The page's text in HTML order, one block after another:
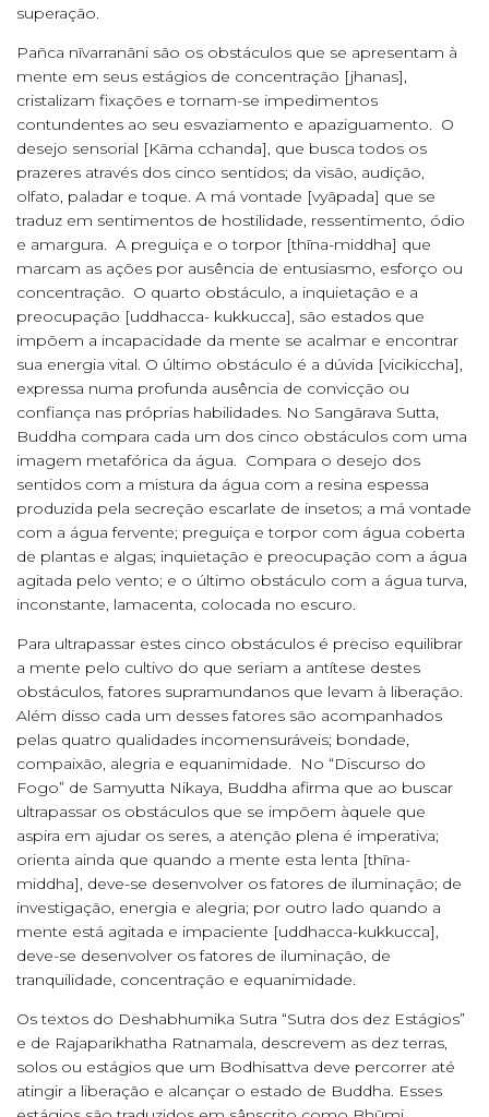
superação.
Pañca nīvarranãni são os obstáculos que se apresentam à
mente em seus estágios de concentração [jhanas],
cristalizam fixações e tornam-se impedimentos
contundentes ao seu esvaziamento e apaziguamento. O
desejo sensorial [Kãma cchanda], que busca todos os
prazeres através dos cinco sentidos; da visão, audição,
olfato, paladar e toque. A má vontade [vyãpada] que se
traduz em sentimentos de hostilidade, ressentimento, ódio
e amargura. A preguiça e o torpor [thīna-middha] que
marcam as ações por ausência de entusiasmo, esforço ou
concentração. O quarto obstáculo, a inquietação e a
preocupação [uddhacca- kukkucca], são estados que
impõem a incapacidade da mente se acalmar e encontrar
sua energia vital. O último obstáculo é a dúvida [vicikiccha],
expressa numa profunda ausência de convicção ou
confiança nas próprias habilidades. No Sangãrava Sutta,
Buddha compara cada um dos cinco obstáculos com uma
imagem metafórica da água. Compara o desejo dos
sentidos com a mistura da água com a resina espessa
produzida pela secreção escarlate de insetos; a má vontade
com a água fervente; preguiça e torpor com água coberta
de plantas e algas; inquietação e preocupação com a água
agitada pelo vento; e o último obstáculo com a água turva,
inconstante, lamacenta, colocada no escuro.
Para ultrapassar estes cinco obstáculos é preciso equilibrar
a mente pelo cultivo do que seriam a antítese destes
obstáculos, fatores supramundanos que levam à liberação.
Além disso cada um desses fatores são acompanhados
pelas quatro qualidades incomensuráveis; bondade,
compaixão, alegria e equanimidade. No “Discurso do
Fogo” de Samyutta Nikaya, Buddha afirma que ao buscar
ultrapassar os obstáculos que se impõem àquele que
aspira em ajudar os seres, a atenção plena é imperativa;
orienta ainda que quando a mente esta lenta [thīna-
middha], deve-se desenvolver os fatores de iluminação; de
investigação, energia e alegria; por outro lado quando a
mente está agitada e impaciente [uddhacca-kukkucca],
deve-se desenvolver os fatores de iluminação, de
tranquilidade, concentração e equanimidade.
Os textos do Deshabhumika Sutra “Sutra dos dez Estágios”
e de Rajaparikhatha Ratnamala, descrevem as dez terras,
solos ou estágios que um Bodhisattva deve percorrer até
atingir a liberação e alcançar o estado de Buddha. Esses